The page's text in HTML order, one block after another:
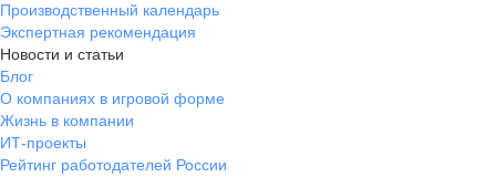
Производственный календарь
Экспертная рекомендация
Новости и статьи
Блог
О компаниях в игровой форме
Жизнь в компании
ИТ-проекты
Рейтинг работодателей России